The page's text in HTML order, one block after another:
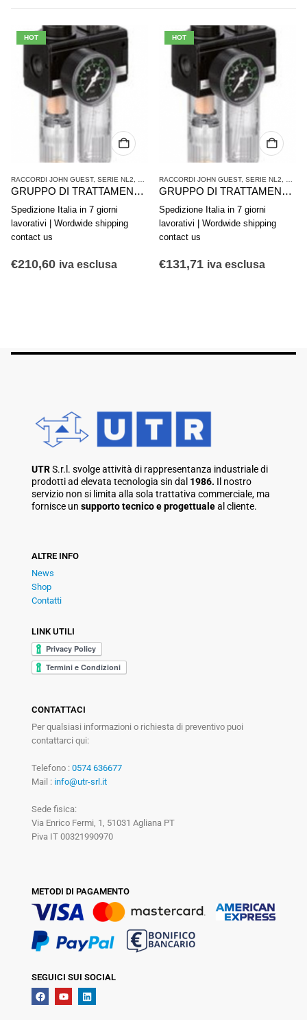
ARIA COMPRESSA
HOT
RACCORDI JOHN GUEST, SERIE NL2 TRATTAMENTO ARIA COMPRESSA
GRUPPO DI TRATTAMENTO ARIA IN 2 PARTI AVENTICS SERIE NL4-ACD 0821300501
Spedizione Italia in 7 giorni
lavorativi | Wordwide shipping
contact us
€210,60 iva esclusa
HOT
RACCORDI JOHN GUEST, SERIE NL2
GRUPPO DI TRATTAMENTO ARIA IN 2 PARTI AVENTICS SERIE NL2-ACD 0821300401
Spedizione Italia in 7 giorni
lavorativi | Wordwide shipping
contact us
€131,71 iva esclusa
UTRS.r.l. svolge attività di rappresentanza industriale di
prodotti ad elevata tecnologia sin dal 1986. Il nostro
servizio non si limita alla sola trattativa commerciale, ma
fornisce un supporto tecnico e progettualeal cliente.
ALTRE INFO
News
Shop
Contatti
LINK UTILI
CONTATTACI
Per qualsiasi informazioni o richiesta di preventivo puoi
contattarci qui:
Telefono : 0574 636677
Mail : info@utr-srl.it
Sede fisica:
Via Enrico Fermi, 1, 51031 Agliana PT
Piva IT 00321990970
METODI DI PAGAMENTO
SEGUICI SUI SOCIAL